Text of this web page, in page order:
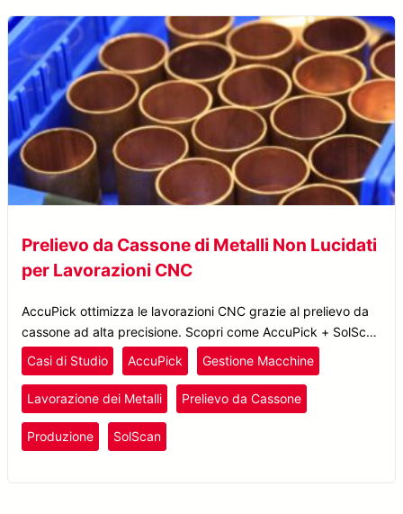
Prelievo da Cassone di Metalli Non Lucidati
per Lavorazioni CNC
AccuPick ottimizza le lavorazioni CNC grazie al prelievo da
cassone ad alta precisione. Scopri come AccuPick + SolScan
semplificano l’asservimento macchina con l’intelligenza
artificiale.
Casi di Studio AccuPick Gestione Macchine
Lavorazione dei Metalli Prelievo da Cassone
Produzione SolScan